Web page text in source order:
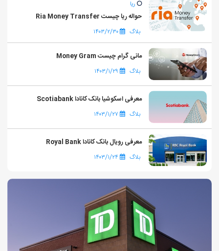
ریا
حواله ریا چیست Ria Money Transfer
بلاگ ۱۴۰۳/۲/۳۰
مانی گرام چیست Money Gram
بلاگ ۱۴۰۳/۱/۲۹
معرفی اسکوشیا بانک کانادا Scotiabank
بلاگ ۱۴۰۳/۱/۲۷
معرفی رویال بانک کانادا Royal Bank
بلاگ ۱۴۰۳/۱/۲۴